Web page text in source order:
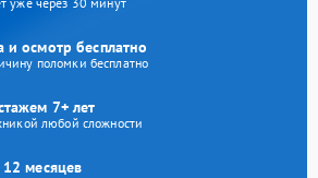
и осмотр бесплатно
поломки бесплатно
7+ лет
любой сложности
месяцев